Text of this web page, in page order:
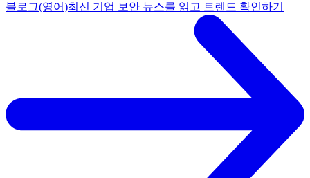
블로그(영어)최신 기업 보안 뉴스를 읽고 트렌드 확인하기